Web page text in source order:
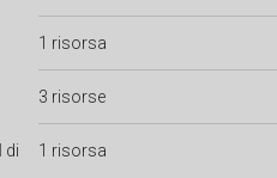
1 risorsa
3 risorse
di 1 risorsa